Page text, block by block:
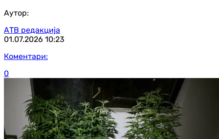
Аутор:
АТВ редакција
01.07.2026 10:23
Коментари:
0